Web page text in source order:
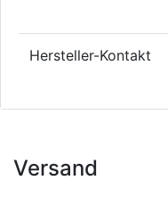
Hersteller-Kontakt
Versand